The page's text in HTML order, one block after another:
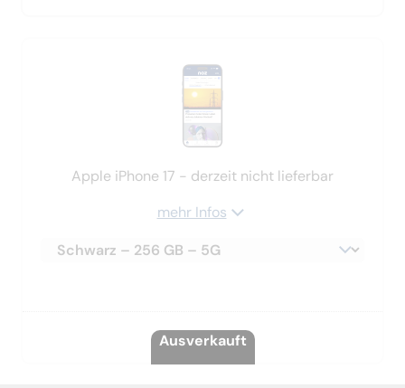
Apple iPhone 17 - derzeit nicht lieferbar
mehr Infos
Auswählen
Ausverkauft